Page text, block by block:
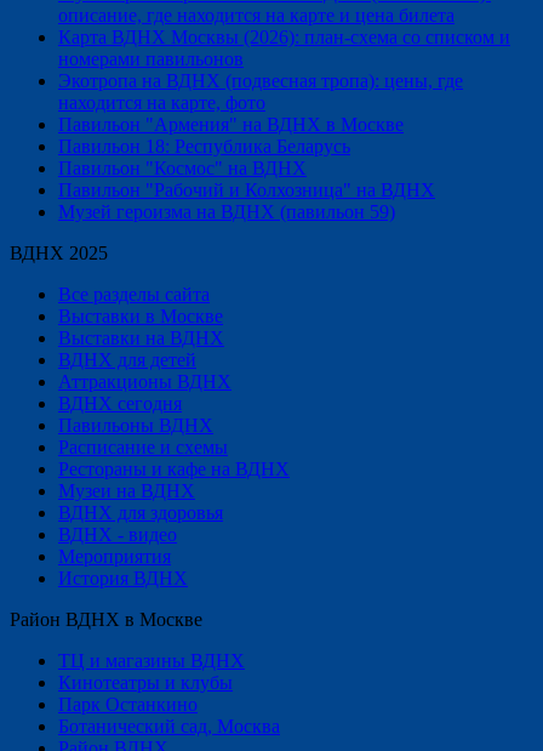
описание, где находится на карте и цена билета
Карта ВДНХ Москвы (2026): план-схема со списком и
номерами павильонов
Экотропа на ВДНХ (подвесная тропа): цены, где
находится на карте, фото
Павильон "Армения" на ВДНХ в Москве
Павильон 18: Республика Беларусь
Павильон "Космос" на ВДНХ
Павильон "Рабочий и Колхозница" на ВДНХ
Музей героизма на ВДНХ (павильон 59)
ВДНХ 2025
Все разделы сайта
Выставки в Москве
Выставки на ВДНХ
ВДНХ для детей
Аттракционы ВДНХ
ВДНХ сегодня
Павильоны ВДНХ
Расписание и схемы
Рестораны и кафе на ВДНХ
Музеи на ВДНХ
ВДНХ для здоровья
ВДНХ - видео
Мероприятия
История ВДНХ
Район ВДНХ в Москве
ТЦ и магазины ВДНХ
Кинотеатры и клубы
Парк Останкино
Ботанический сад, Москва